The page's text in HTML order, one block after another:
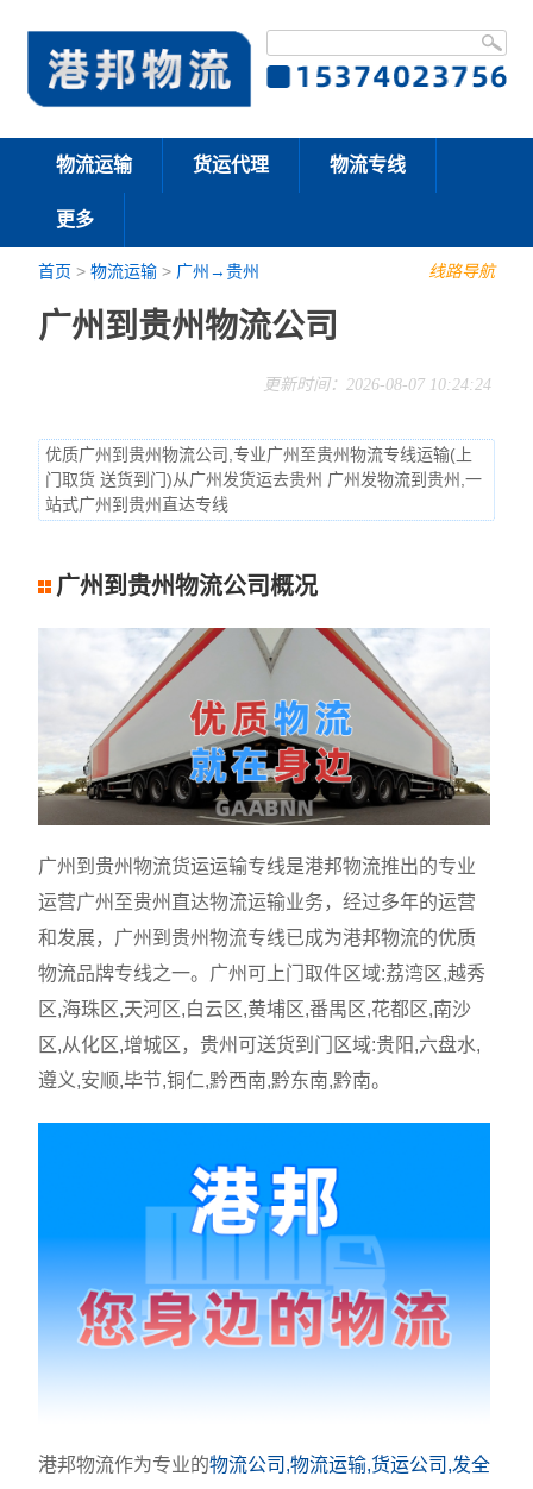
物流运输 货运代理 物流专线
更多
线路导航
首页 >物流运输 > 广州→贵州
广州到贵州物流公司
更新时间：2026-08-07 10:24:24
优质广州到贵州物流公司,专业广州至贵州物流专线运输(上
门取货 送货到门)从广州发货运去贵州 广州发物流到贵州,一
站式广州到贵州直达专线
广州到贵州物流公司概况
广州到贵州物流货运运输专线是港邦物流推出的专业
运营广州至贵州直达物流运输业务，经过多年的运营
和发展，广州到贵州物流专线已成为港邦物流的优质
物流品牌专线之一。广州可上门取件区域:荔湾区,越秀
区,海珠区,天河区,白云区,黄埔区,番禺区,花都区,南沙
区,从化区,增城区，贵州可送货到门区域:贵阳,六盘水,
遵义,安顺,毕节,铜仁,黔西南,黔东南,黔南。
港邦物流作为专业的物流公司,物流运输,货运公司,发全